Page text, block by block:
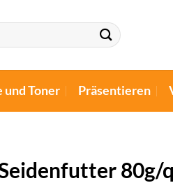
und Toner Präsentieren
80g/